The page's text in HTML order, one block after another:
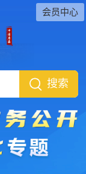
会员中心